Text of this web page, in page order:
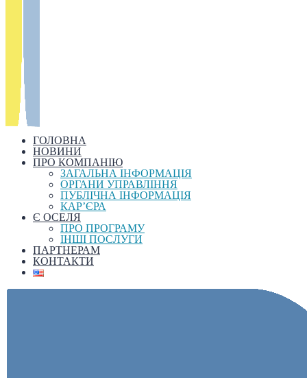
ГОЛОВНА
НОВИНИ
ПРО КОМПАНІЮ
ЗАГАЛЬНА ІНФОРМАЦІЯ
ОРГАНИ УПРАВЛІННЯ
ПУБЛІЧНА ІНФОРМАЦІЯ
КАР’ЄРА
Є ОСЕЛЯ
ПРО ПРОГРАМУ
ІНШІ ПОСЛУГИ
ПАРТНЕРАМ
КОНТАКТИ